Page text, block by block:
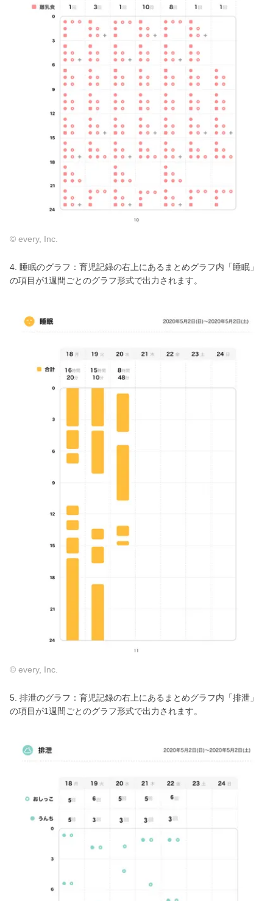
© every, Inc.
4. 睡眠のグラフ：育児記録の右上にあるまとめグラフ内「睡眠」
の項目が1週間ごとのグラフ形式で出力されます。
© every, Inc.
5. 排泄のグラフ：育児記録の右上にあるまとめグラフ内「排泄」
の項目が1週間ごとのグラフ形式で出力されます。